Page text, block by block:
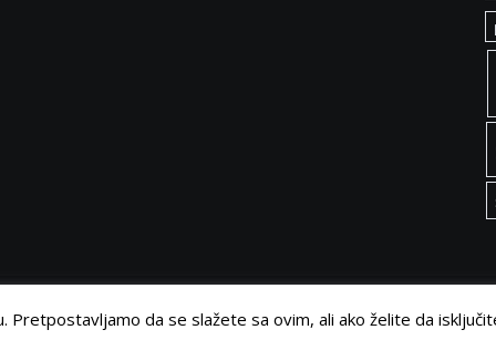
Pretpostavljamo da se slažete sa ovim, ali ako želite da